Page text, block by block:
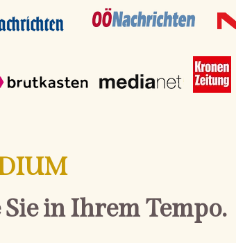
in Ihrem Tempo.